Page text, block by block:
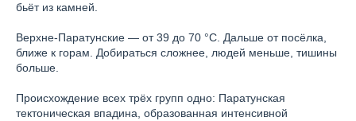
бьёт из камней.
Верхне-Паратунские — от 39 до 70 °C. Дальше от посёлка,
ближе к горам. Добираться сложнее, людей меньше, тишины
больше.
Происхождение всех трёх групп одно: Паратунская
тектоническая впадина, образованная интенсивной